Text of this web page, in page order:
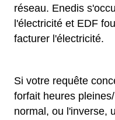
réseau. Enedis
l'électricité et EDF
facturer l'électricité.
Si votre requête
forfait heures
normal, ou l'inverse,